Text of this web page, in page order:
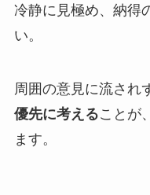
冷静に見極め、納得
い。
周囲の意見に流され
優先に考えることが
ます。